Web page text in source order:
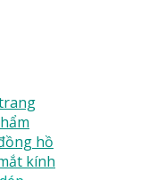
hồ
kính